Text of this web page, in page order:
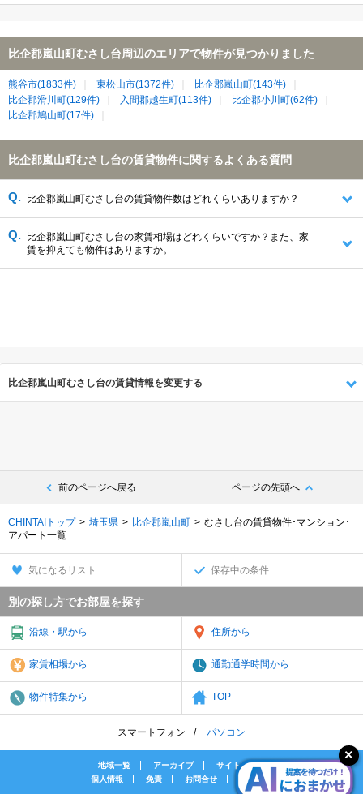
比企郡嵐山町むさし台周辺のエリアで物件が見つかりました
熊谷市(1833件) 東松山市(1372件)
比企郡嵐山町(143件)
比企郡滑川町(129件)
入間郡越生町(113件)
比企郡小川町(62件)
比企郡鳩山町(17件)
比企郡嵐山町むさし台の賃貸物件に関するよくある質問
比企郡嵐山町むさし台の賃貸物件数はどれくらいありますか？
比企郡嵐山町むさし台の家賃相場はどれくらいですか？また、家
賃を抑えても物件はありますか。
比企郡嵐山町むさし台の賃貸情報を変更する
前のページへ戻る ページの先頭へ
CHINTAIトップ 埼玉県 比企郡嵐山町
むさし台の賃貸物件･マンション･
アパート一覧
気になるリスト 保存中の条件
別の探し方でお部屋を探す
沿線・駅から 住所から
家賃相場から 通勤通学時間から
物件特集から TOP
スマートフォン パソコン
地域一覧 アーカイブ
サイトマップ
個人情報
免責 お問合せ 会社案内